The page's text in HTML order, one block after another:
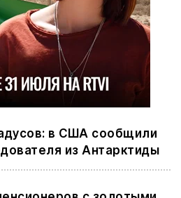
в США сообщили
из Антарктиды